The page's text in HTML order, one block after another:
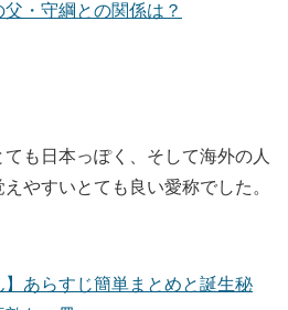
・守綱との関係は？
ても日本っぽく、そして海外の人
やすいとても良い愛称でした。
】あらすじ簡単まとめと誕生秘